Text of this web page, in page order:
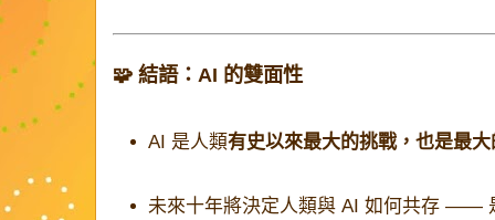
🧩 結語：AI 的雙面性
AI 是人類有史以來最大的挑戰，也是最
未來十年將決定人類與 AI 如何共存 ——